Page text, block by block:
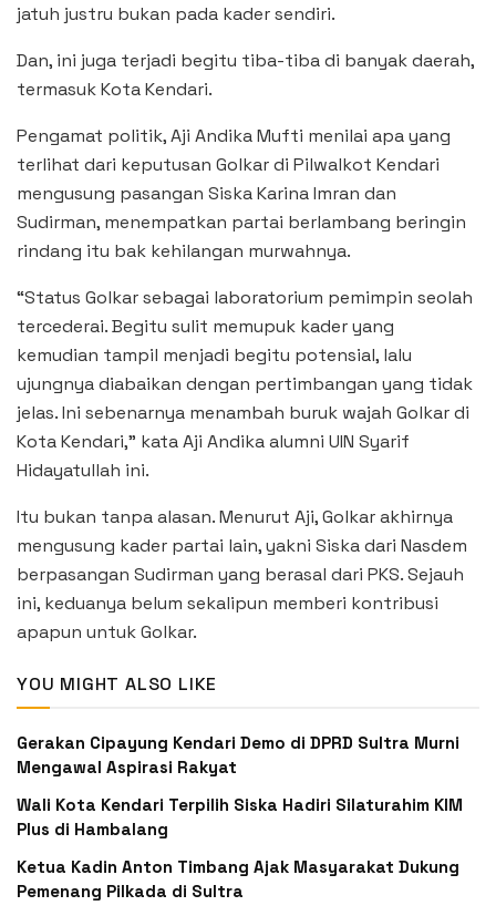
jatuh justru bukan pada kader sendiri.
Dan, ini juga terjadi begitu tiba-tiba di banyak daerah,
termasuk Kota Kendari.
Pengamat politik, Aji Andika Mufti menilai apa yang
terlihat dari keputusan Golkar di Pilwalkot Kendari
mengusung pasangan Siska Karina Imran dan
Sudirman, menempatkan partai berlambang beringin
rindang itu bak kehilangan murwahnya.
“Status Golkar sebagai laboratorium pemimpin seolah
tercederai. Begitu sulit memupuk kader yang
kemudian tampil menjadi begitu potensial, lalu
ujungnya diabaikan dengan pertimbangan yang tidak
jelas. Ini sebenarnya menambah buruk wajah Golkar di
Kota Kendari,” kata Aji Andika alumni UIN Syarif
Hidayatullah ini.
Itu bukan tanpa alasan. Menurut Aji, Golkar akhirnya
mengusung kader partai lain, yakni Siska dari Nasdem
berpasangan Sudirman yang berasal dari PKS. Sejauh
ini, keduanya belum sekalipun memberi kontribusi
apapun untuk Golkar.
YOU MIGHT ALSO LIKE
Gerakan Cipayung Kendari Demo di DPRD Sultra Murni
Mengawal Aspirasi Rakyat
Wali Kota Kendari Terpilih Siska Hadiri Silaturahim KIM
Plus di Hambalang
Ketua Kadin Anton Timbang Ajak Masyarakat Dukung
Pemenang Pilkada di Sultra